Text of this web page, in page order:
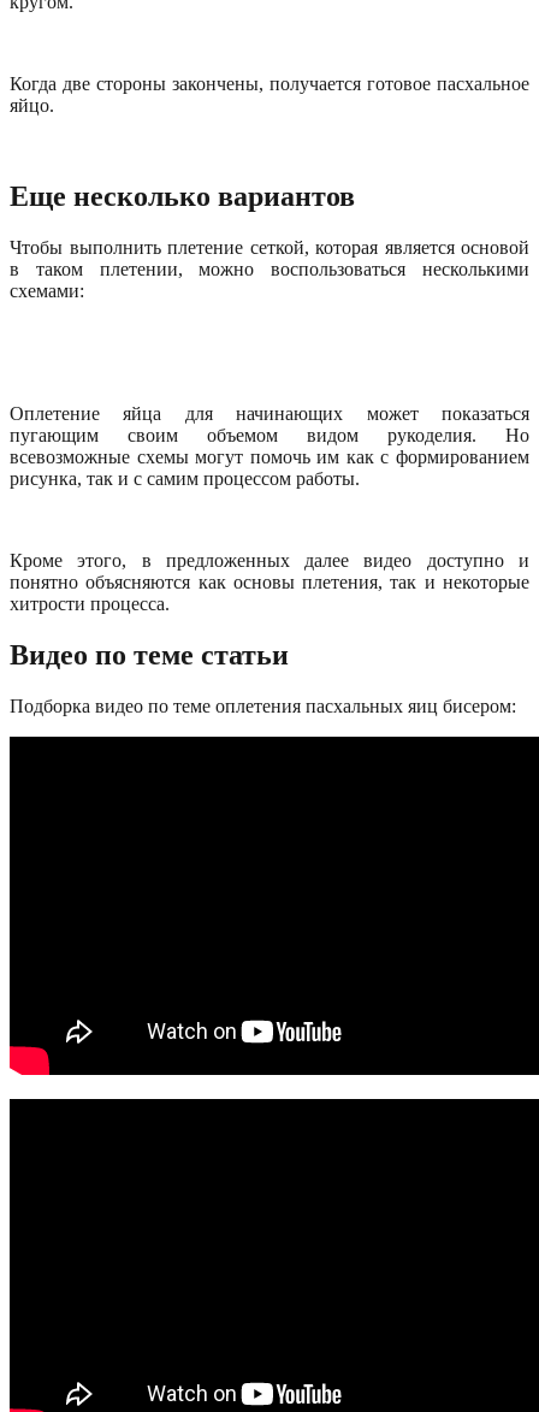
Когда две стороны закончены, получается готовое пасхальное
яйцо.
Еще несколько вариантов
Чтобы выполнить плетение сеткой, которая является основой
в таком плетении, можно воспользоваться несколькими
схемами:
Оплетение яйца для начинающих может показаться
пугающим своим объемом видом рукоделия. Но
всевозможные схемы могут помочь им как с формированием
рисунка, так и с самим процессом работы.
Кроме этого, в предложенных далее видео доступно и
понятно объясняются как основы плетения, так и некоторые
хитрости процесса.
Видео по теме статьи
Подборка видео по теме оплетения пасхальных яиц бисером: